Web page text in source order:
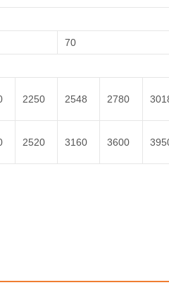
70
2250 2548 2780
2520 3160 3600